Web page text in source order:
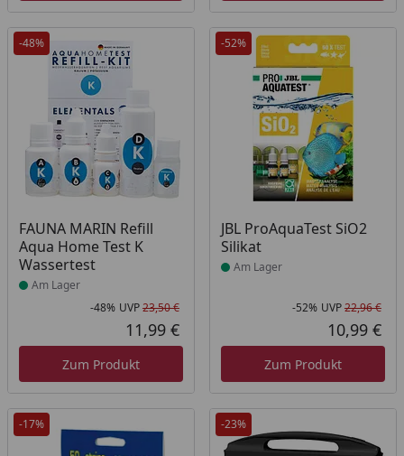
-48%
FAUNA MARIN Refill
Aqua Home Test K
Wassertest
Produkt am Lager
Am Lager
Rabatt in Prozent
-48%
Ursprünglicher Preis
UVP23,50 €
Aktueller Preis
11,99 €
Zum Produkt
-52%
JBL ProAquaTest SiO2
Silikat
Produkt am Lager
Am Lager
-52% UVP22,96 €
10,99 €
Zum Produkt
-17% -23%